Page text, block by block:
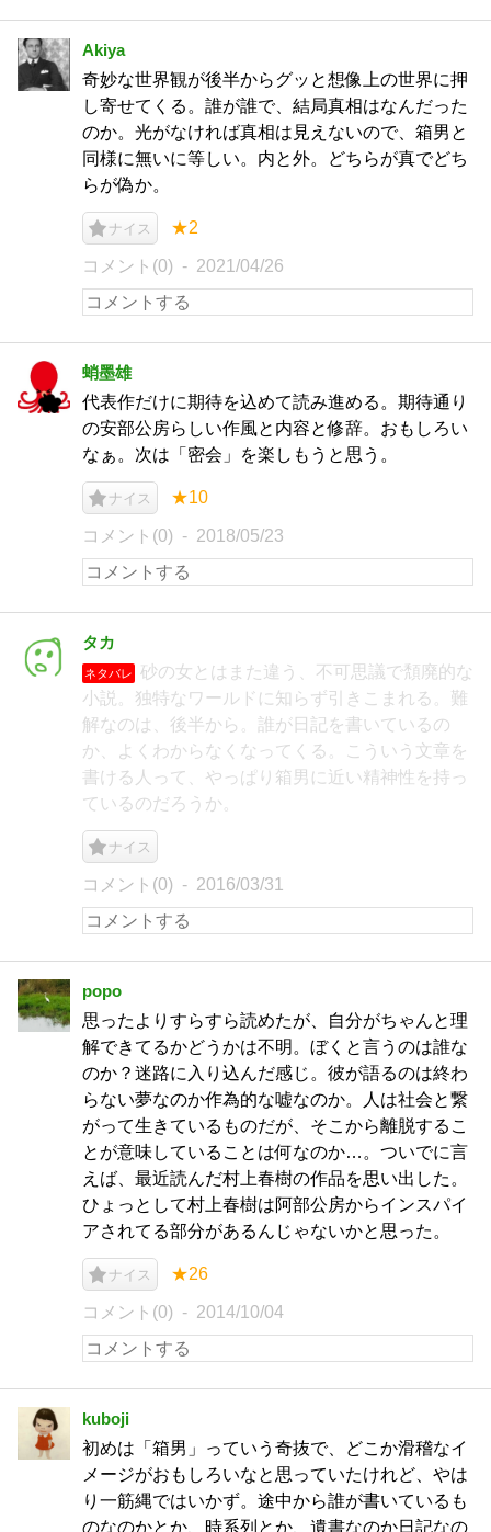
Akiya
奇妙な世界観が後半からグッと想像上の世界に押
し寄せてくる。誰が誰で、結局真相はなんだった
のか。光がなければ真相は見えないので、箱男と
同様に無いに等しい。内と外。どちらが真でどち
らが偽か。
ナイス ★2
コメント(0) 2021/04/26
蛸墨雄
代表作だけに期待を込めて読み進める。期待通り
の安部公房らしい作風と内容と修辞。おもしろい
なぁ。次は「密会」を楽しもうと思う。
ナイス ★10
コメント(0) 2018/05/23
タカ
ネタバレ
砂の女とはまた違う、不可思議で頽廃的な
小説。独特なワールドに知らず引きこまれる。難
解なのは、後半から。誰が日記を書いているの
か、よくわからなくなってくる。こういう文章を
書ける人って、やっぱり箱男に近い精神性を持っ
ているのだろうか。
ナイス
コメント(0) 2016/03/31
popo
思ったよりすらすら読めたが、自分がちゃんと理
解できてるかどうかは不明。ぼくと言うのは誰な
のか？迷路に入り込んだ感じ。彼が語るのは終わ
らない夢なのか作為的な嘘なのか。人は社会と繋
がって生きているものだが、そこから離脱するこ
とが意味していることは何なのか…。ついでに言
えば、最近読んだ村上春樹の作品を思い出した。
ひょっとして村上春樹は阿部公房からインスパイ
アされてる部分があるんじゃないかと思った。
ナイス ★26
コメント(0) 2014/10/04
kuboji
初めは「箱男」っていう奇抜で、どこか滑稽なイ
メージがおもしろいなと思っていたけれど、やは
り一筋縄ではいかず。途中から誰が書いているも
のなのかとか、時系列とか、遺書なのか日記なの